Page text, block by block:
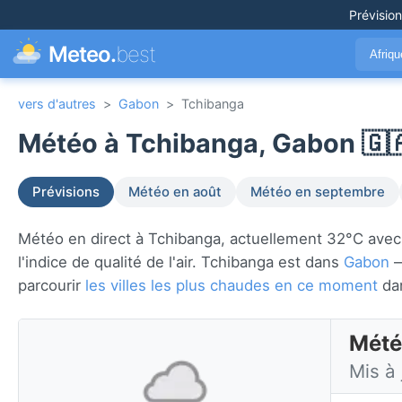
Meteo.best
vers d'autres > Gabon > Tchibanga
Météo à Tchibanga, Gabon
Prévisions Météo en août Météo en septembre
Météo en direct à Tchibanga, actuellement 32°C
l'indice de qualité de l'air. Tchibanga est dans Gabon
parcourir les villes les plus chaudes en ce moment
Mis à